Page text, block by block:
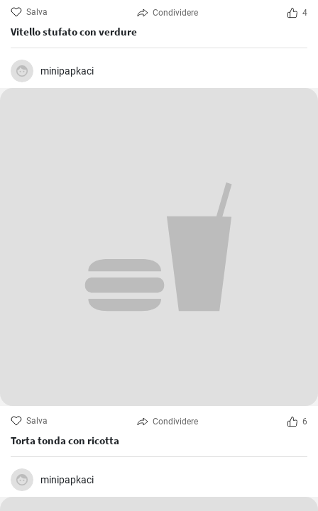
Salva Condividere 4
Vitello stufato con verdure
minipapkaci
Salva Condividere 6
Torta tonda con ricotta
minipapkaci